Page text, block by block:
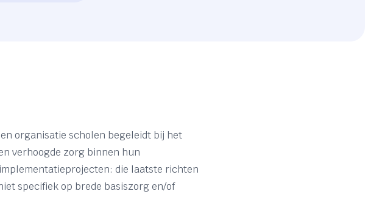
organisatie scholen begeleidt bij het
verhoogde zorg binnen hun
die laatste richten
specifiek op brede basiszorg en/of